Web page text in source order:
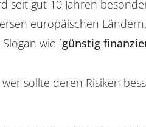
seit gut 10 Jahren
europäischen
wie `günstig
sollte deren Risiken